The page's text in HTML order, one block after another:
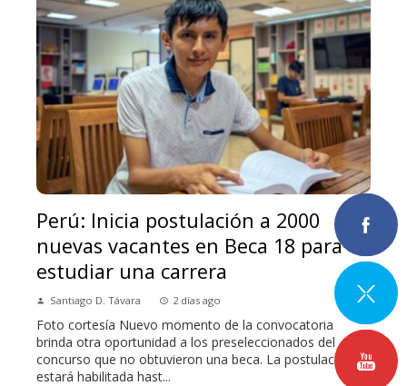
Perú: Inicia postulación a 2000
nuevas vacantes en Beca 18 para
estudiar una carrera
Santiago D. Távara 2 días ago
Foto cortesía Nuevo momento de la convocatoria
brinda otra oportunidad a los preseleccionados del
concurso que no obtuvieron una beca. La postulación
estará habilitada hast...